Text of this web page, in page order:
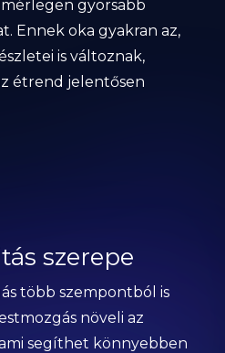
gyorsabb
Ennek oka gyakran az,
is változnak,
étrend jelentősen
szerepe
több szempontból is
növeli az
segíthet könnyebben